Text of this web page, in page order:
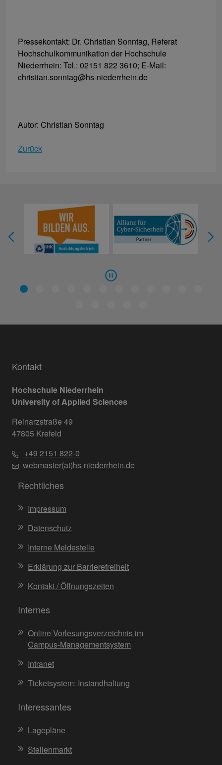
Pressekontakt: Dr. Christian Sonntag, Referat
Hochschulkommunikation der Hochschule
Niederrhein: Tel.: 02151 822 3610; E-Mail:
christian.sonntag@hs-niederrhein.de
Autor: Christian Sonntag
Zurück
Kontakt
Hochschule Niederrhein
University of Applied Sciences
Reinarzstraße 49
47805 Krefeld
+49 2151 822-0
webmaster(at)hs-niederrhein.de
Rechtliches
Impressum
Datenschutz
Interne Meldestelle
Erklärung zur Barrierefreiheit
Kontakt / Öffnungszeiten
Internes
Online-Vorlesungsverzeichnis im
Campus-Managementsystem
Intranet
Ticketsystem: Instandhaltung
Interessantes
Lagepläne
Stellenmarkt